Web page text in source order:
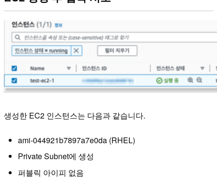
생성한 EC2 인스턴스는 다음과 같습니다.
ami-044921b7897a7e0da (RHEL)
Private Subnet에 생성
퍼블릭 아이피 없음